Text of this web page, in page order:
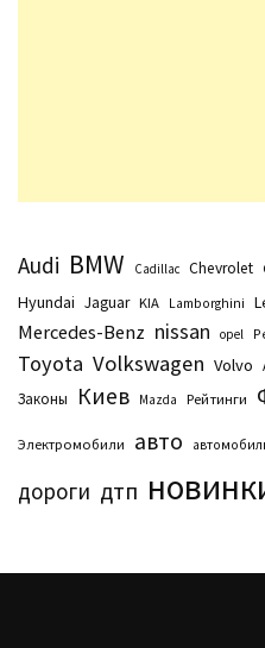
Audi BMW Cadillac Chevrolet
Hyundai Jaguar KIA Lamborghini
Mercedes-Benz nissan opel
Toyota Volkswagen Volvo
Законы Киев Маzda Рейтинги
Электромобили авто
дороги дтп